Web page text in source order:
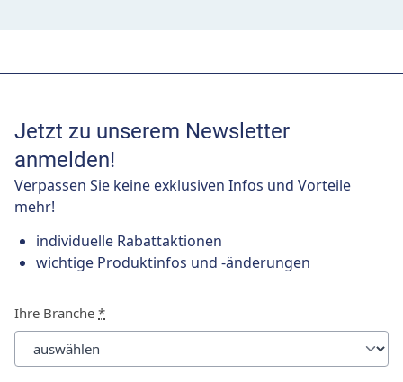
Jetzt zu unserem Newsletter
anmelden!
Verpassen Sie keine exklusiven Infos und Vorteile
mehr!
individuelle Rabattaktionen
wichtige Produktinfos und -änderungen
Ihre Branche *